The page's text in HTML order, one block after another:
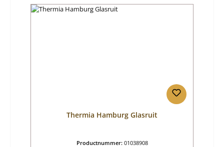
Thermia Hamburg Glasruit
Productnummer: 01038908